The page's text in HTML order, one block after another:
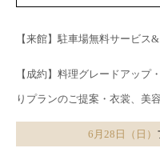
【来館】駐車場無料サービス
【成約】料理グレードアップ
りプランのご提案・衣裳、美
6月28日（日）